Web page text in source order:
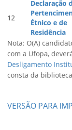
12
Declaração
Étnico e de
Residência
Nota: O(A)
com a Ufopa,
Desligamento
consta da
VERSÃO PARA